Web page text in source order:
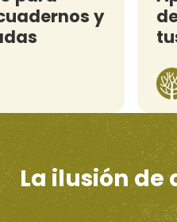
y
La ilusión de